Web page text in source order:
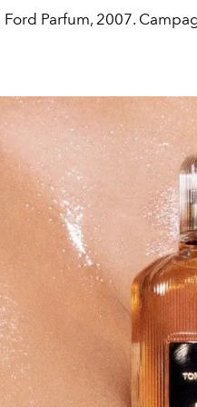
Ford Parfum, 2007.